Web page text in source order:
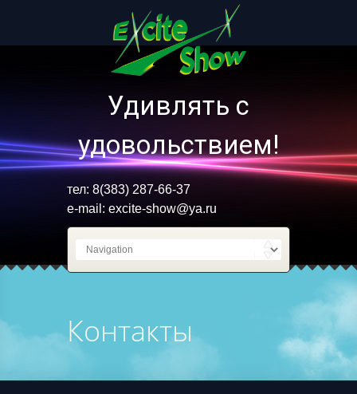
Удивлять с
удовольствием!
тел: 8(383) 287-66-37
e-mail: excite-show@ya.ru
Контакты